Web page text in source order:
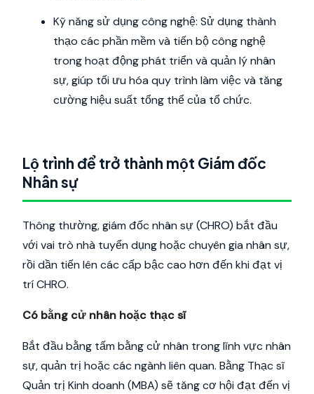
Kỹ năng sử dụng công nghệ: Sử dụng thành
thạo các phần mềm và tiến bộ công nghệ
trong hoạt động phát triển và quản lý nhân
sự, giúp tối ưu hóa quy trình làm việc và tăng
cường hiệu suất tổng thể của tổ chức.
Lộ trình để trở thành một Giám đốc
Nhân sự
Thông thường, giám đốc nhân sự (CHRO) bắt đầu
với vai trò nhà tuyển dụng hoặc chuyên gia nhân sự,
rồi dần tiến lên các cấp bậc cao hơn đến khi đạt vị
trí CHRO.
Có bằng cử nhân hoặc thạc sĩ
Bắt đầu bằng tấm bằng cử nhân trong lĩnh vực nhân
sự, quản trị hoặc các ngành liên quan. Bằng Thạc sĩ
Quản trị Kinh doanh (MBA) sẽ tăng cơ hội đạt đến vị